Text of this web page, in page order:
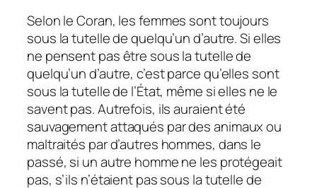
Selon le Coran, les femmes sont toujours
sous la tutelle de quelqu’un d’autre. Si elles
ne pensent pas être sous la tutelle de
quelqu’un d’autre, c’est parce qu’elles sont
sous la tutelle de l’État, même si elles ne le
savent pas. Autrefois, ils auraient été
sauvagement attaqués par des animaux ou
maltraités par d’autres hommes, dans le
passé, si un autre homme ne les protégeait
pas, s’ils n’étaient pas sous la tutelle de